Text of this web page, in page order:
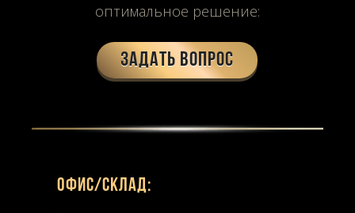
оптимальное решение:
Задать вопрос
Офиc/склад: